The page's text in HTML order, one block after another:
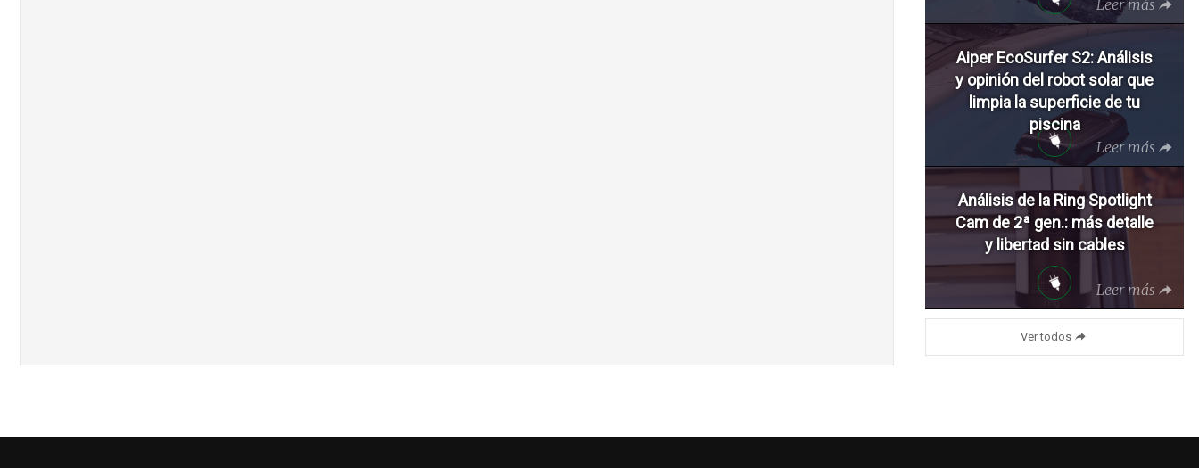
Leer más
Aiper EcoSurfer S2: Análisis
y opinión del robot solar que
limpia la superficie de tu
piscina
Leer más
Análisis de la Ring Spotlight
Cam de 2ª gen.: más detalle
y libertad sin cables
Leer más
Ver todos